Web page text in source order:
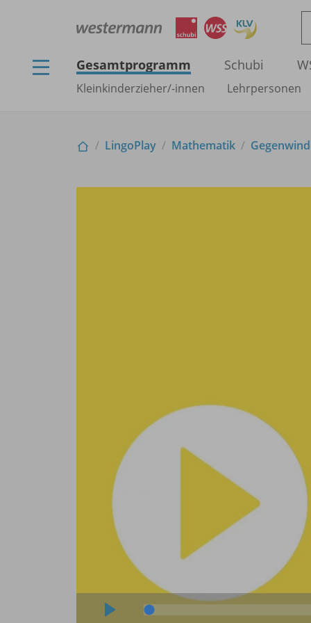
Gesamtprogramm Schubi
Kleinkinderzieher/-innen Lehrpersonen
LingoPlay Mathematik